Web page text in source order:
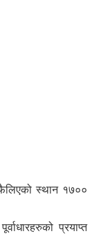
स्थान १७००
प्रयाप्त